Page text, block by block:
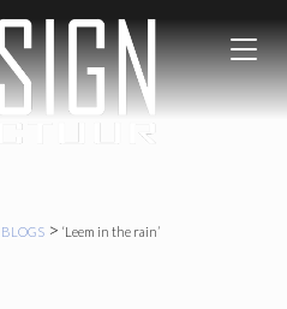
SA
Gezond
en
Circulair
T
o
g
BLOGS > ‘Leem in the rain’